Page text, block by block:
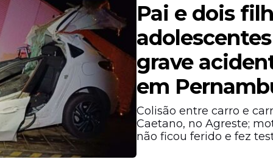
28
Resultado da
Ninguém acerta as
dezenas e prêmio
para R$ 13,5 milhões
Pai e dois
grave
em
Colisão entre carro e
Caetano, no Agreste;
não ficou ferido e fez